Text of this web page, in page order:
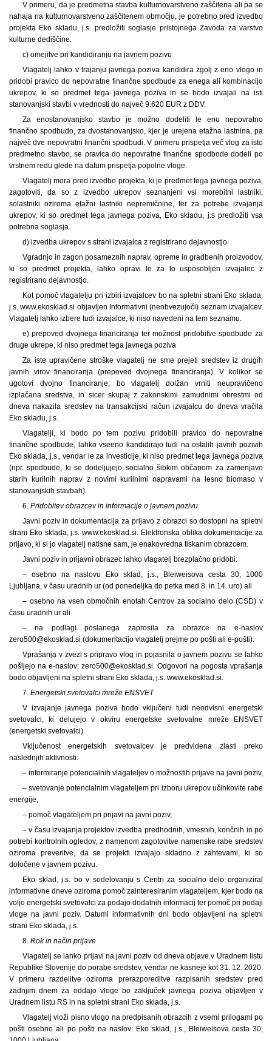
V primeru, da je predmetna stavba kulturnovarstveno zaščitena ali pa se
nahaja na kulturnovarstveno zaščitenem območju, je potrebno pred izvedbo
projekta Eko skladu, j.s. predložiti soglasje pristojnega Zavoda za varstvo
kulturne dediščine.
c) omejitve pri kandidiranju na javnem pozivu
Vlagatelj lahko v trajanju javnega poziva kandidira zgolj z eno vlogo in
pridobi pravico do nepovratne finančne spodbude za enega ali kombinacijo
ukrepov, ki so predmet tega javnega poziva in se bodo izvajali na isti
stanovanjski stavbi v vrednosti do največ 9.620 EUR z DDV.
Za enostanovanjsko stavbo je možno dodeliti le eno nepovratno
finančno spodbudo, za dvostanovanjsko, kjer je urejena etažna lastnina, pa
največ dve nepovratni finančni spodbudi. V primeru prispetja več vlog za isto
predmetno stavbo, se pravica do nepovratne finančne spodbode dodeli po
vrstnem redu glede na datum prispetja popolne vloge.
Vlagatelj mora pred izvedbo projekta, ki je predmet tega javnega poziva,
zagotoviti, da so z izvedbo ukrepov seznanjeni vsi morebitni lastniki,
solastniki oziroma etažni lastniki nepremičnine, ter za potrebe izvajanja
ukrepov, ki so predmet tega javnega poziva, Eko skladu, j.s predložiti vsa
potrebna soglasja.
d) izvedba ukrepov s strani izvajalca z registrirano dejavnostjo
Vgradnjo in zagon posameznih naprav, opreme in gradbenih proizvodov,
ki so predmet projekta, lahko opravi le za to usposobljen izvajalec z
registrirano dejavnostjo.
Kot pomoč vlagatelju pri izbiri izvajalcev bo na spletni strani Eko sklada,
j.s. www.ekosklad.si objavljen Informativni (neobvezujoči) seznam izvajalcev.
Vlagatelj lahko izbere tudi izvajalce, ki niso navedeni na tem seznamu.
e) prepoved dvojnega financiranja ter možnost pridobitve spodbude za
druge ukrepe, ki niso predmet tega javnega poziva
Za iste upravičene stroške vlagatelj ne sme prejeti sredstev iz drugih
javnih virov financiranja (prepoved dvojnega financiranja). V kolikor se
ugotovi dvojno financiranje, bo vlagatelj dolžan vrniti neupravičeno
izplačana sredstva, in sicer skupaj z zakonskimi zamudnimi obrestmi od
dneva nakazila sredstev na transakcijski račun izvajalcu do dneva vračila
Eko skladu, j.s.
Vlagatelji, ki bodo po tem pozivu pridobili pravico do nepovratne
finančne spodbude, lahko vseeno kandidirajo tudi na ostalih javnih pozivih
Eko sklada, j.s., vendar le za investicije, ki niso predmet tega javnega poziva
(npr. spodbude, ki se dodeljujejo socialno šibkim občanom za zamenjavo
starih kurilnih naprav z novimi kurilnimi napravami na lesno biomaso v
stanovanjskih stavbah).
6. Pridobitev obrazcev in informacije o javnem pozivu
Javni poziv in dokumentacija za prijavo z obrazci so dostopni na spletni
strani Eko sklada, j.s. www.ekosklad.si. Elektronska oblika dokumentacije za
prijavo, ki si jo vlagatelj natisne sam, je enakovredna tiskanim obrazcem.
Javni poziv in prijavni obrazec lahko vlagatelj brezplačno pridobi:
– osebno na naslovu Eko sklad, j.s., Bleiweisova cesta 30, 1000
Ljubljana, v času uradnih ur (od ponedeljka do petka med 8. in 14. uro) ali
– osebno na vseh območnih enotah Centrov za socialno delo (CSD) v
času uradnih ur ali
– na podlagi poslanega zaprosila za obrazce na e-naslov
zero500@ekosklad.si (dokumentacijo vlagatelj prejme po pošti ali e-pošti).
Vprašanja v zvezi s pripravo vlog in pojasnila o javnem pozivu se lahko
pošljejo na e-naslov: zero500@ekosklad.si. Odgovori na pogosta vprašanja
bodo objavljeni na spletni strani Eko sklada, j.s. www.ekosklad.si.
7. Energetski svetovalci mreže ENSVET
V izvajanje javnega poziva bodo vključeni tudi neodvisni energetski
svetovalci, ki delujejo v okviru energetske svetovalne mreže ENSVET
(energetski svetovalci).
Vključenost energetskih svetovalcev je predvidena zlasti preko
naslednjih aktivnosti:
– informiranje potencialnih vlagateljev o možnostih prijave na javni poziv,
– svetovanje potencialnim vlagateljem pri izboru ukrepov učinkovite rabe
energije,
– pomoč vlagateljem pri prijavi na javni poziv,
– v času izvajanja projektov izvedba predhodnih, vmesnih, končnih in po
potrebi kontrolnih ogledov, z namenom zagotovitve namenske rabe sredstev
oziroma preveritve, da se projekti izvajajo skladno z zahtevami, ki so
določene v javnem pozivu.
Eko sklad, j.s. bo v sodelovanju s Centri za socialno delo organiziral
informativne dneve oziroma pomoč zainteresiranim vlagateljem, kjer bodo na
voljo energetski svetovalci za podajo dodatnih informacij ter pomoč pri podaji
vloge na javni poziv. Datumi informativnih dni bodo objavljeni na spletni
strani Eko sklada, j.s.
8. Rok in način prijave
Vlagatelj se lahko prijavi na javni poziv od dneva objave v Uradnem listu
Republike Slovenije do porabe sredstev, vendar ne kasneje kot 31. 12. 2020.
V primeru razdelitve oziroma prerazporeditve razpisanih sredstev pred
zadnjim dnem za oddajo vloge bo zaključek javnega poziva objavljen v
Uradnem listu RS in na spletni strani Eko sklada, j.s.
Vlagatelj vloži pisno vlogo na predpisanih obrazcih z vsemi prilogami po
pošti osebno ali po pošti na naslov: Eko sklad, j.s., Bleiweisova cesta 30,